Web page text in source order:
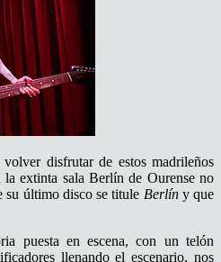
disfrutar de estos madrileños
extinta sala Berlín de Ourense no
su último disco se titule Berlíny que
puesta en escena, con un telón
llenando el escenario, nos